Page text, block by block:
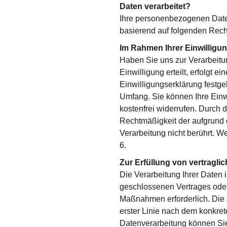
Daten verarbeitet?
Ihre personenbezogenen
basierend auf folgenden
Im Rahmen Ihrer
Haben Sie uns zur
Einwilligung erteilt, erfolgt
Einwilligungserklärung
Umfang. Sie können Ihre
kostenfrei widerrufen. Durch
Rechtmäßigkeit der
Verarbeitung nicht berührt.
6.
Zur Erfüllung von
Die Verarbeitung Ihrer Daten
geschlossenen Vertrages
Maßnahmen erforderlich.
erster Linie nach dem
Datenverarbeitung können